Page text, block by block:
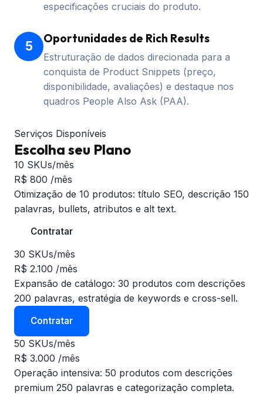
especificações cruciais do produto.
5
Oportunidades de Rich Results
Estruturação de dados direcionada para a
conquista de Product Snippets (preço,
disponibilidade, avaliações) e destaque nos
quadros People Also Ask (PAA).
Serviços Disponíveis
Escolha seu Plano
10 SKUs/mês
R$ 800 /mês
Otimização de 10 produtos: título SEO, descrição 150
palavras, bullets, atributos e alt text.
Contratar
30 SKUs/mês
R$ 2.100 /mês
Expansão de catálogo: 30 produtos com descrições
200 palavras, estratégia de keywords e cross-sell.
Contratar
50 SKUs/mês
R$ 3.000 /mês
Operação intensiva: 50 produtos com descrições
premium 250 palavras e categorização completa.